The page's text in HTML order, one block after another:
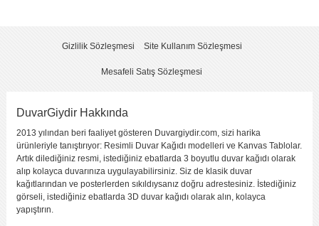
Yorumu Gönder
Gizlilik Sözleşmesi Site Kullanım Sözleşmesi
Mesafeli Satış Sözleşmesi
DuvarGiydir Hakkında
2013 yılından beri faaliyet gösteren Duvargiydir.com, sizi harika
ürünleriyle tanıştırıyor: Resimli Duvar Kağıdı modelleri ve Kanvas Tablolar.
Artık dilediğiniz resmi, istediğiniz ebatlarda 3 boyutlu duvar kağıdı olarak
alıp kolayca duvarınıza uygulayabilirsiniz. Siz de klasik duvar
kağıtlarından ve posterlerden sıkıldıysanız doğru adrestesiniz. İstediğiniz
görseli, istediğiniz ebatlarda 3D duvar kağıdı olarak alın, kolayca
yapıştırın.